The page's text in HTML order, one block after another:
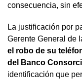
consecuencia, sin
La justificación por
Gerente General de
el robo de su
del Banco
identificación que